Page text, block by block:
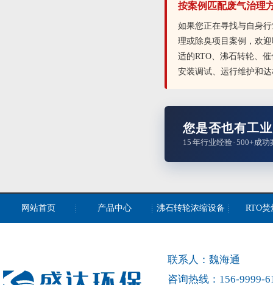
按案例匹配废气治理
如果您正在寻找与自身
理或除臭项目案例，欢
适的RTO、沸石转轮、
安装调试、运行维护和
您是否也有工
15 年行业经验 · 500+ 成
网站首页 产品中心 沸石转轮浓缩设备 RTO焚
联系人：魏海通
咨询热线：156-9999-